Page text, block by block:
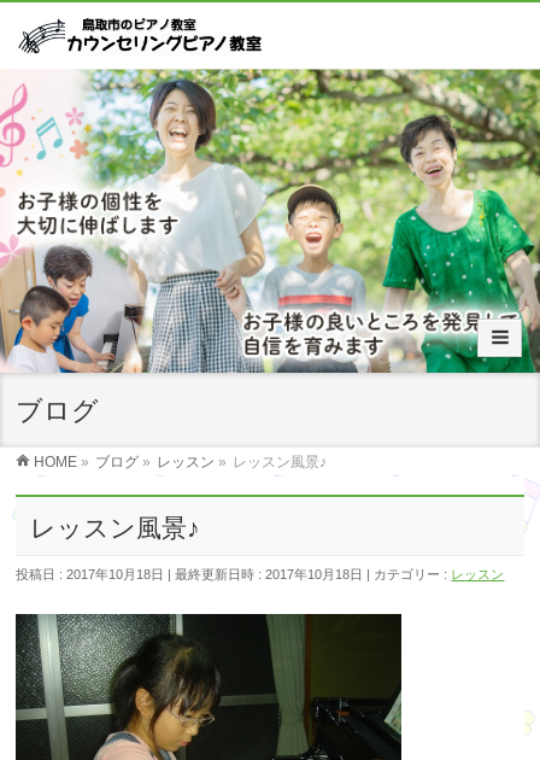
ブログ
HOME » ブログ » レッスン » レッスン風景♪
レッスン風景♪
投稿日 : 2017年10月18日 最終更新日時 : 2017年10月18日 カテゴリー : レッスン